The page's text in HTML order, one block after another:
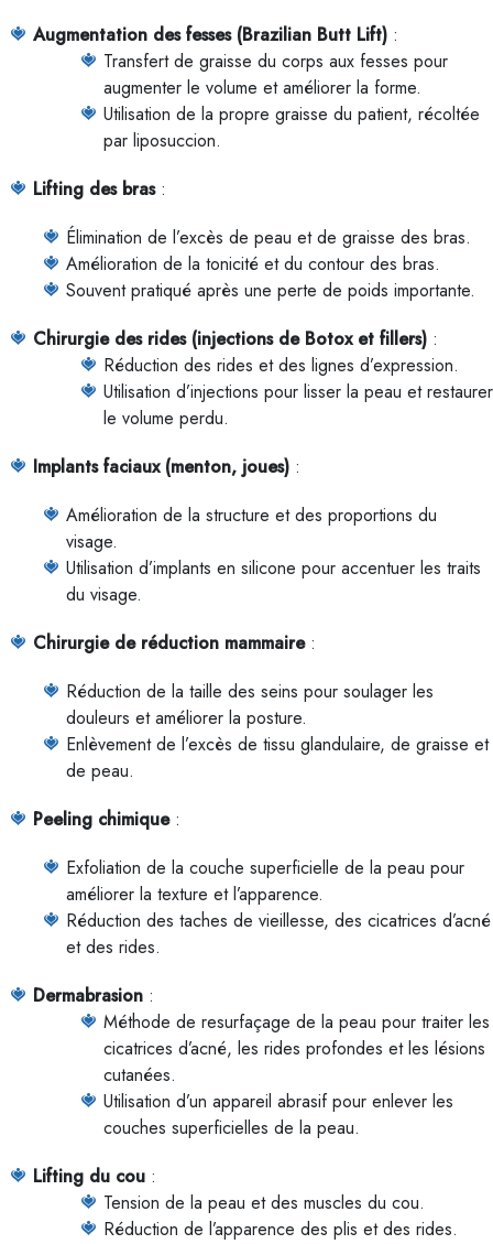
Augmentation des fesses (Brazilian Butt Lift) :
Transfert de graisse du corps aux fesses pour
augmenter le volume et améliorer la forme.
Utilisation de la propre graisse du patient, récoltée
par liposuccion.
Lifting des bras:
Élimination de l’excès de peau et de graisse des bras.
Amélioration de la tonicité et du contour des bras.
Souvent pratiqué après une perte de poids importante.
Chirurgie des rides (injections de Botox et fillers) :
Réduction des rides et des lignes d’expression.
Utilisation d’injections pour lisser la peau et restaurer
le volume perdu.
Implants faciaux (menton, joues) :
Amélioration de la structure et des proportions du
visage.
Utilisation d’implants en silicone pour accentuer les traits
du visage.
Chirurgie de réduction mammaire:
Réduction de la taille des seins pour soulager les
douleurs et améliorer la posture.
Enlèvement de l’excès de tissu glandulaire, de graisse et
de peau.
Peeling chimique:
Exfoliation de la couche superficielle de la peau pour
améliorer la texture et l’apparence.
Réduction des taches de vieillesse, des cicatrices d’acné
et des rides.
Dermabrasion :
Méthode de resurfaçage de la peau pour traiter les
cicatrices d’acné, les rides profondes et les lésions
cutanées.
Utilisation d’un appareil abrasif pour enlever les
couches superficielles de la peau.
Lifting du cou :
Tension de la peau et des muscles du cou.
Réduction de l’apparence des plis et des rides.